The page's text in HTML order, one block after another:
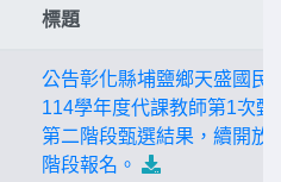
標題
公告彰化縣埔鹽鄉天盛國民
114學年度代課教師第1次甄
第二階段甄選結果，續開放
階段報名。